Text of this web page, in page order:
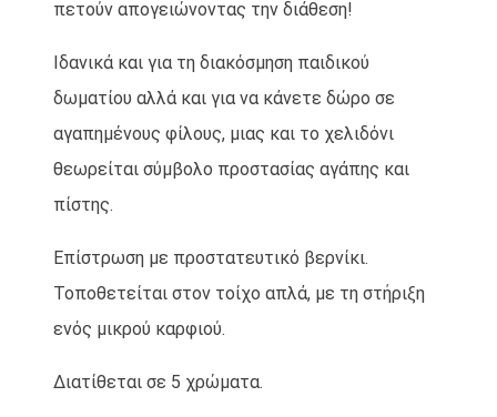
πετούν απογειώνοντας την διάθεση!
Ιδανικά και για τη διακόσμηση παιδικού
δωματίου αλλά και για να κάνετε δώρο σε
αγαπημένους φίλους, μιας και το χελιδόνι
θεωρείται σύμβολο προστασίας αγάπης και
πίστης.
Επίστρωση με προστατευτικό βερνίκι.
Τοποθετείται στον τοίχο απλά, με τη στήριξη
ενός μικρού καρφιού.
Διατίθεται σε 5 χρώματα.